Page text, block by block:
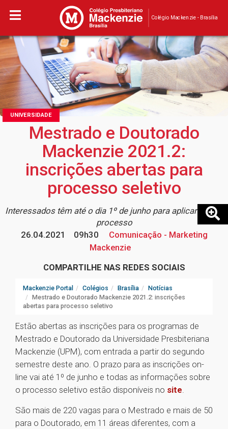
Colégio Mackenzie - Brasília
UNIVERSIDADE
Mestrado e Doutorado
Mackenzie 2021.2:
inscrições abertas para
processo seletivo
Interessados têm até o dia 1º de junho para aplicar para o
processo
26.04.2021
09h30
Comunicação - Marketing
Mackenzie
COMPARTILHE NAS REDES SOCIAIS
Mackenzie Portal Colégios Brasília
Notícias
Mestrado e Doutorado Mackenzie 2021.2: inscrições
abertas para processo seletivo
Estão abertas as inscrições para os programas de
Mestrado e Doutorado da Universidade Presbiteriana
Mackenzie (UPM), com entrada a partir do segundo
semestre deste ano. O prazo para as inscrições on-
line vai até 1º de junho e todas as informações sobre
o processo seletivo estão disponíveis no site.
São mais de 220 vagas para o Mestrado e mais de 50
para o Doutorado, em 11 áreas diferentes, com a